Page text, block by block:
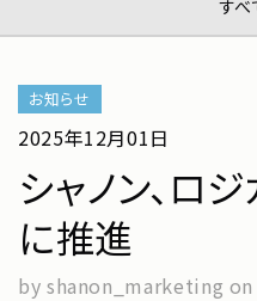
すべ
お知らせ
2025年12月01日
シャノン、ロ
に推進
by shanon_marketing on